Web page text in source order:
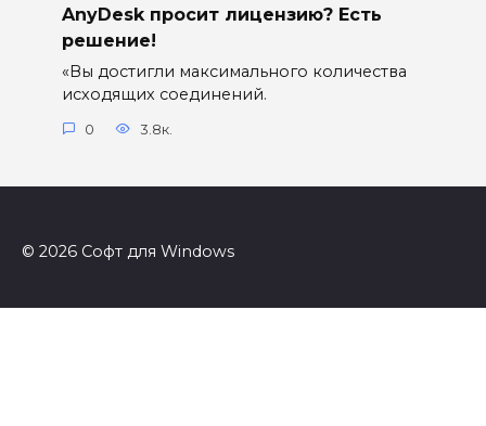
AnyDesk просит лицензию? Есть
решение!
«Вы достигли максимального количества
исходящих соединений.
0 3.8к.
© 2026 Софт для Windows